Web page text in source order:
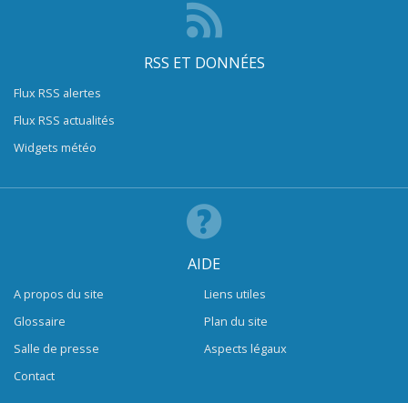
RSS ET DONNÉES
Flux RSS alertes
Flux RSS actualités
Widgets météo
AIDE
A propos du site
Glossaire
Salle de presse
Contact
Liens utiles
Plan du site
Aspects légaux